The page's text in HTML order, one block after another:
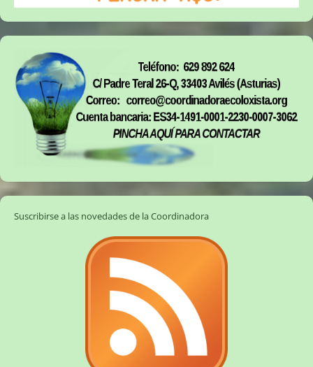
Suscribirse a las novedades de la Coordinadora